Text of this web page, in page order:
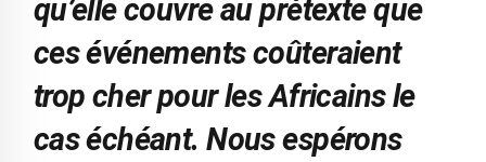
qu’elle couvre au prétexte que
ces événements coûteraient
trop cher pour les Africains le
cas échéant. Nous espérons